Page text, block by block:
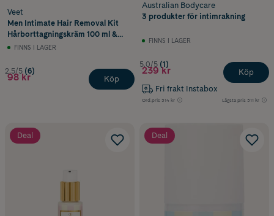
Veet
Men Intimate Hair Removal Kit
Hårborttagningskräm 100 ml &
Aftercare Balm 50 ml
FINNS I LAGER
2.5/5 (6)
98 kr Köp
Australian Bodycare
3 produkter för intimrakning
FINNS I LAGER
5.0/5 (1)
239 kr
Fri frakt Instabox
Ord.pris 314 kr Lägsta pris 311 kr
Köp
Deal Deal